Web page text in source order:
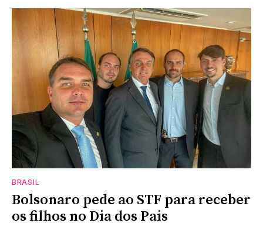
BRASIL
Bolsonaro pede ao STF para receber
os filhos no Dia dos Pais